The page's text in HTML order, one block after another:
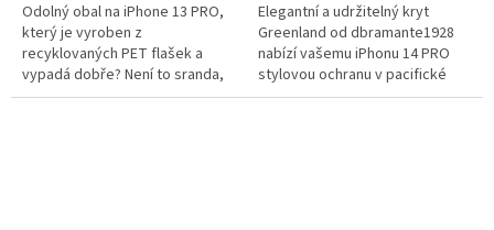
Odolný obal na iPhone 13 PRO,
který je vyroben z
recyklovaných PET flašek a
vypadá dobře? Není to sranda,
dánská značka dbramante1928
Elegantní a udržitelný kryt
Greenland od dbramante1928
nabízí vašemu iPhonu 14 PRO
stylovou ochranu v pacifické
modré. Vyroben z ekologických